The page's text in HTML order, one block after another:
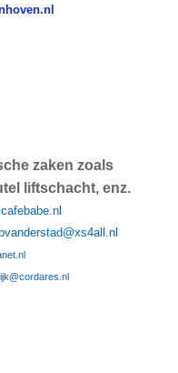
zaken zoals
liftschacht, enz.